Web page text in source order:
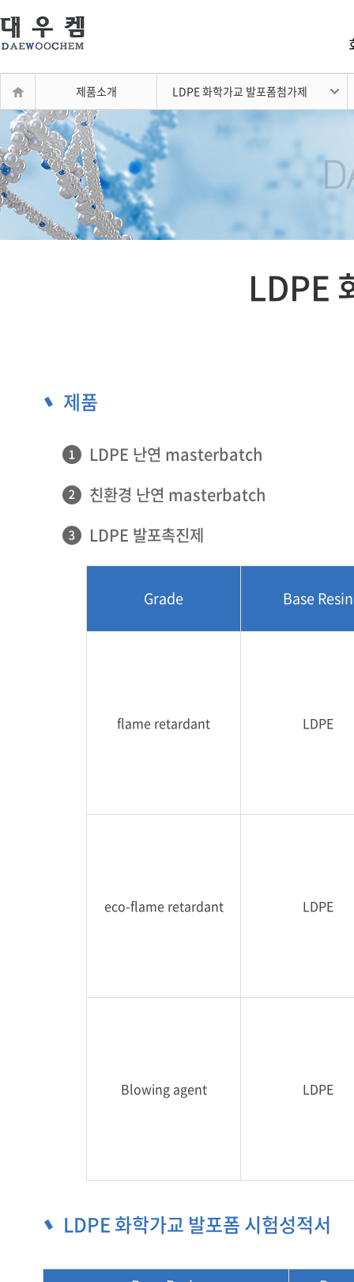
제품소개 LDPE 화학가교 발포폼첨가제
LDPE
제품
LDPE 난연 masterbatch
친환경 난연 masterbatch
LDPE 발포촉진제
Grade Base Resin
flame retardant LDPE
eco-flame retardant LDPE
Blowing agent LDPE
LDPE 화학가교 발포폼 시험성적서